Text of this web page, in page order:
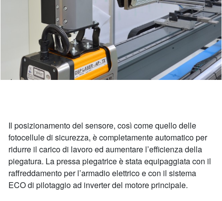
Il posizionamento del sensore, così come quello delle
fotocellule di sicurezza, è completamente automatico per
ridurre il carico di lavoro ed aumentare l’efficienza della
piegatura. La pressa piegatrice è stata equipaggiata con il
raffreddamento per l’armadio elettrico e con il sistema
ECO di pilotaggio ad inverter del motore principale.